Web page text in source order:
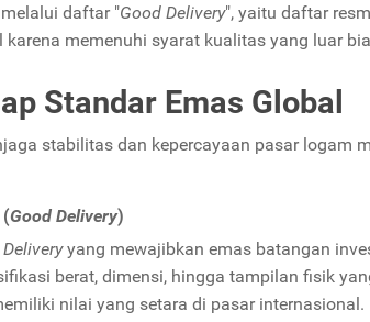
daftar "Good Delivery", yaitu daftar
memenuhi syarat kualitas yang luar
Standar Emas Global
stabilitas dan kepercayaan pasar logam
Good Delivery)
yang mewajibkan emas batangan
berat, dimensi, hingga tampilan fisik
nilai yang setara di pasar internasional.